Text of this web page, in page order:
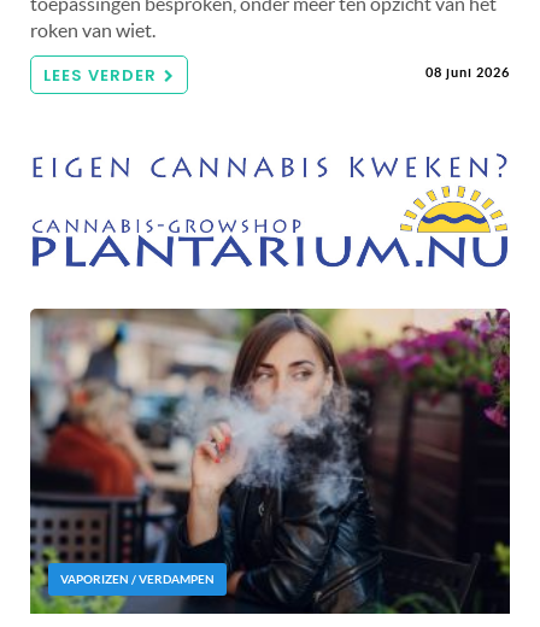
roken van wiet.
LEES VERDER 08 juni 2026
VAPORIZEN / VERDAMPEN